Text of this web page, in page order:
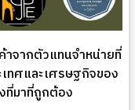
าจากตัวแทนจำหน่ายที่
ทศและเศรษฐกิจของ
ที่มาที่ถูกต้อง